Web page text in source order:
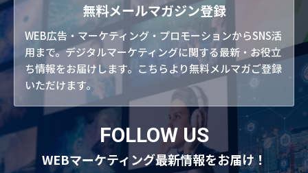
無料メールマガジン登録
WEB広告・マーケティング・プロモーションからSNS活
用まで。デジタルマーケティングに関する最新・お役立
ち情報をお届けします。こちらより無料メルマガご登録
いただけます。
FOLLOW US
WEBマーケティング最新情報をお届け！